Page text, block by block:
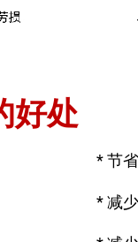
好处
处理卡
工伤，